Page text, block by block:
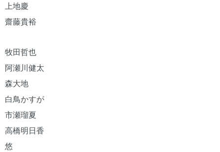
上地慶
齋藤貴裕
牧田哲也
阿瀬川健太
森大地
白鳥かすが
市瀬瑠夏
高橋明日香
悠